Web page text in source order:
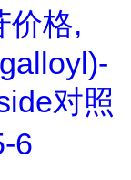
价格,
对照
6